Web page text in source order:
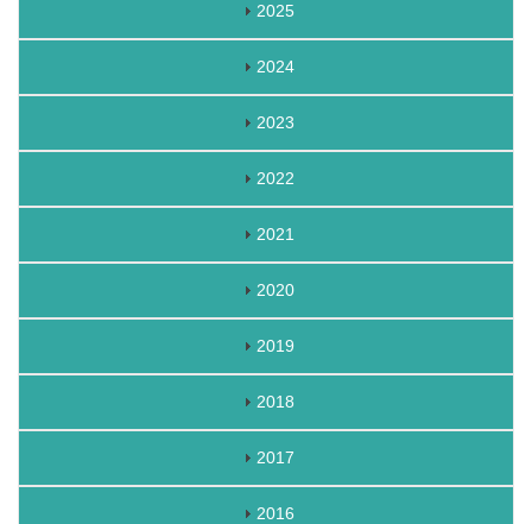
2025
2024
2023
2022
2021
2020
2019
2018
2017
2016